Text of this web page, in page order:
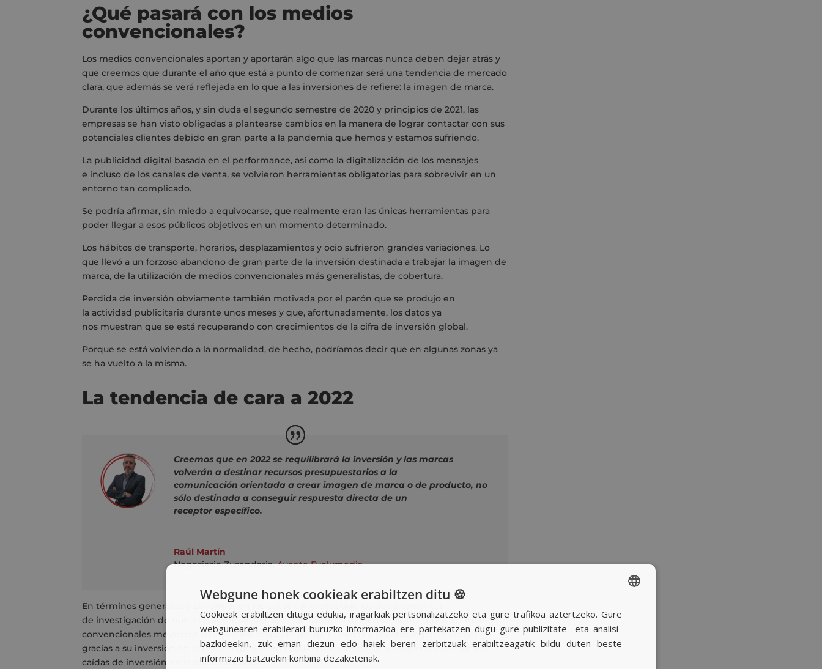
¿Qué pasará con los medios
convencionales?
Los medios convencionales aportan y aportarán algo que las marcas nunca deben dejar atrás y
que creemos que durante el año que está a punto de comenzar será una tendencia de mercado
clara, que además se verá reflejada en lo que a las inversiones de refiere: la imagen de marca.
Durante los últimos años, y sin dudael segundo semestre de 2020 y principios de 2021, las
empresas se han visto obligadas a plantearse cambios en la manera de lograr contactar con sus
potenciales clientes debido en gran parte a la pandemia que hemos y estamos sufriendo.
La publicidad digital basada en el performance,así como la digitalización de los mensajes
e incluso de los canales de venta, sevolvieron herramientas obligatorias parasobrevivir en un
entorno tan complicado.
Se podría afirmar, sin miedo a equivocarse, que realmente eran las únicas herramientas para
poder llegar aesos públicos objetivos en un momento determinado.
Los hábitos de transporte, horarios, desplazamientos y ocio sufrieron grandes variaciones. Lo
que llevóa un forzoso abandono de gran parte de la inversión destinada a trabajar la imagen de
marca, de la utilización de medios convencionales más generalistas,de cobertura.
Perdida de inversión obviamente también motivada por el parón que se produjo en
laactividad publicitaria durante unos meses y que,afortunadamente, los datos ya
nos muestran que se está recuperando con crecimientos de la cifra de inversión global.
Porque seestá volviendo a la normalidad, de hecho, podríamos decir que en algunas zonas ya
se ha vuelto a la misma.
La tendencia de cara a 2022
Creemos que en 2022 se requilibrará la inversión y las marcas
volverán a destinar recursos presupuestarios a la
comunicación orientada a crear imagen de marca o de producto, no
sólo destinada a conseguir respuesta directa de un
receptor específico.
Raúl Martín
Negoziazio Zuzendaria, Avante Evolumedia
En términos generales, y sin entrar en los datos concretos que los departamentos
de investigación de nuestras agencias nos aportan siempre diligentemente, todos los medios
convencionales mejorarán su inversión respecto de 2021. Prensa y revistas lograrán crecer
gracias a su inversión en la parte digital, pero seguiremos viendo las ya tristemente crónicas
caídas de inversión en la parte de papel.
SPANISH
BASQUE
Webgune honek cookieak erabiltzen ditu 🍪
Cookieak erabiltzen ditugu edukia, iragarkiak pertsonalizatzeko eta gure trafikoa aztertzeko. Gure
webgunearen erabilerari buruzko informazioa ere partekatzen dugu gure publizitate- eta analisi-
bazkideekin, zuk eman diezun edo haiek beren zerbitzuak erabiltzeagatik bildu duten beste
informazio batzuekin konbina dezaketenak.